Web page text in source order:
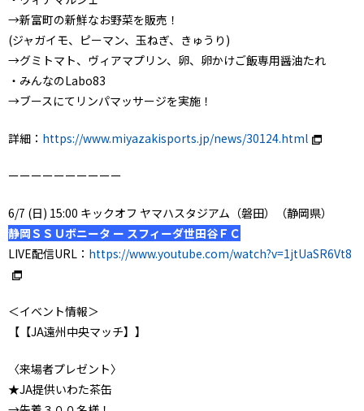
→新富町の新鮮なお野菜を販売！
(ジャガイモ、ピーマン、玉ねぎ、きゅうり)
→グミトマト、ヴィアマプリン、卵、卵かけご飯専用醤油たれ
・みんなのLabo83
→ブースにてリンパマッサージを実施！
詳細： https://www.miyazakisports.jp/news/30124.html
ーーーーーーーーーー
6/7 (日) 15:00 キックオフ ヤマハスタジアム（磐田）（静岡県）
静岡ＳＳＵボニータ ー スフィーダ世田谷ＦＣ
LIVE配信URL： https://www.youtube.com/watch?v=1jtUaSR6Vt8
＜イベント情報＞
【【JA遠州中央マッチ】】
〈来場者プレゼント〉
★JA提供いわた茶缶